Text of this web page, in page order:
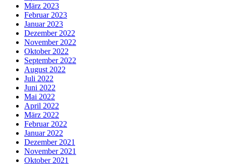
März 2023
Februar 2023
Januar 2023
Dezember 2022
November 2022
Oktober 2022
September 2022
August 2022
Juli 2022
Juni 2022
Mai 2022
April 2022
März 2022
Februar 2022
Januar 2022
Dezember 2021
November 2021
Oktober 2021